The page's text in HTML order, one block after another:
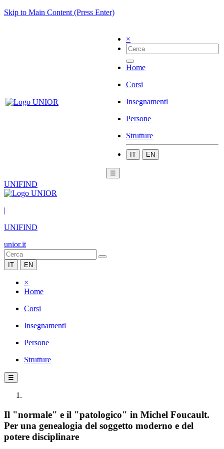
Skip to Main Content (Press Enter)
×
Home
Corsi
Insegnamenti
Persone
Strutture
IT EN
☰
UNIFIND
|
UNIFIND
unior.it
IT EN
×
Home
Corsi
Insegnamenti
Persone
Strutture
☰
Il "normale" e il "patologico" in Michel Foucault.
Per una genealogia del soggetto moderno e del
potere disciplinare